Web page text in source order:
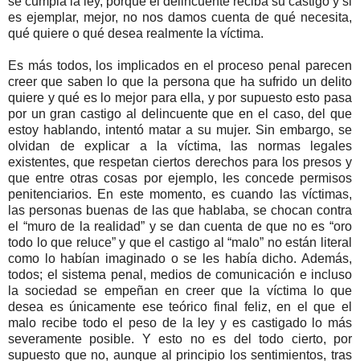
es ejemplar, mejor, no nos damos cuenta de qué necesita,
qué quiere o qué desea realmente la víctima.
Es más todos, los implicados en el proceso penal parecen
creer que saben lo que la persona que ha sufrido un delito
quiere y qué es lo mejor para ella, y por supuesto esto pasa
por un gran castigo al delincuente que en el caso, del que
estoy hablando, intentó matar a su mujer. Sin embargo, se
olvidan de explicar a la víctima, las normas legales
existentes, que respetan ciertos derechos para los presos y
que entre otras cosas por ejemplo, les concede permisos
penitenciarios. En este momento, es cuando las víctimas,
las personas buenas de las que hablaba, se chocan contra
el “muro de la realidad” y se dan cuenta de que no es “oro
todo lo que reluce” y que el castigo al “malo” no están literal
como lo habían imaginado o se les había dicho. Además,
todos; el sistema penal, medios de comunicación e incluso
la sociedad se empeñan en creer que la víctima lo que
desea es únicamente ese teórico final feliz, en el que el
malo recibe todo el peso de la ley y es castigado lo más
severamente posible. Y esto no es del todo cierto, por
supuesto que no, aunque al principio los sentimientos, tras